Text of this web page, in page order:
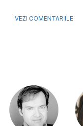
VEZI COMENTARIILE